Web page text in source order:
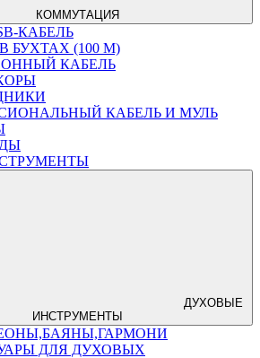
КОММУТАЦИЯ
КАБЕЛЬ
БУХТАХ (100 М)
КАБЕЛЬ
КАБЕЛЬ И МУЛЬ
ДУХОВЫЕ
ИНСТРУМЕНТЫ
ДЛЯ ДУХОВЫХ